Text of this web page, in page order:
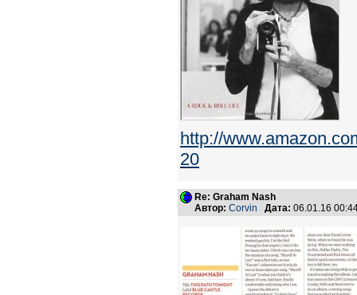
http://
20
Re: Graham Nash
Автор: Corvin Дата: 06.01.16